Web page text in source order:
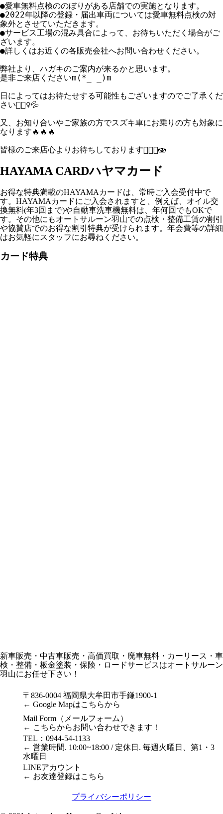
●愛車無料点検ののぼりがある店舗での実施となります。
●2022年以降の登録・届出車両については愛車無料点検の対
象外とさせていただきます。
●サービス工場の混み具合によって、お待ちいただく場合がご
ざいます。
●詳しくはお近くの各販売会社へお問い合わせください。
弊社より、ハガキのご案内が来るかと思います。
是非ご来店くださいm(*_ _)m
日によってはお待たせする可能性もございますのでご了承くだ
さい🙇🏻‍♀️💦
又、お知り合いやご家族の方でスズキ車にお乗りの方も対象に
なります🔥🔥🔥
皆様のご来店心よりお待ちしております✊🏻💞🫨
HAYAMA CARDハヤマカード
お得な特典満載のHAYAMAカードは、常時ご入会受付中で
す。HAYAMAカードにご入会されますと、例えば、オイル交
換無料(年3回まで)や自動車洗車機無料は、年何回でもOKで
す。その他にもオートサルーン羽山での点検・整備工賃の割引
や協賛店でのお得な割引特典が受けられます。年会費等の詳細
はお気軽にスタッフにお尋ねください。
カード特典
新車販売・中古車販売・高価買取・廃車無料・カーリース・車
検・整備・板金塗装・保険・ロードサービスはオートサルーン
羽山にお任せ下さい！
〒836-0004 福岡県大牟田市手鎌1900-1
← Google Mapはこちらから
Mail Form（メールフォーム）
← こちらからお問い合わせできます！
TEL：0944-54-1133
← 営業時間. 10:00~18:00 / 定休日. 毎週火曜日、第1・3
水曜日
LINEアカウント
← お友達登録はこちら
プライバシーポリシー